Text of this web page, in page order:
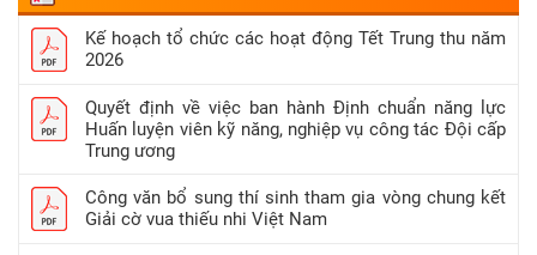
Kế hoạch tổ chức các hoạt động Tết Trung thu năm
2026
Quyết định về việc ban hành Định chuẩn năng lực
Huấn luyện viên kỹ năng, nghiệp vụ công tác Đội cấp
Trung ương
Công văn bổ sung thí sinh tham gia vòng chung kết
Giải cờ vua thiếu nhi Việt Nam